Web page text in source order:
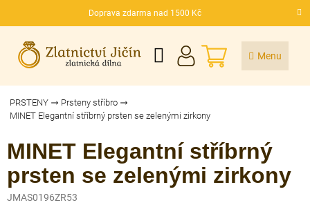
Doprava zdarma nad 1500 Kč
CZK
NÁKUPNÍ
KOŠÍK
PRSTENY
Prsteny stříbro
MINET Elegantní stříbrný prsten se zelenými zirkony
MINET Elegantní stříbrný
prsten se zelenými zirkony
JMAS0196ZR53